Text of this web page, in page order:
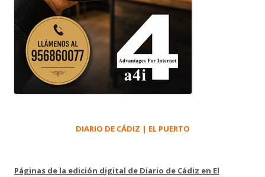
DIARIO DE CÁDIZ | EL PUERTO
Páginas de la edición digital de Diario de Cádiz en El